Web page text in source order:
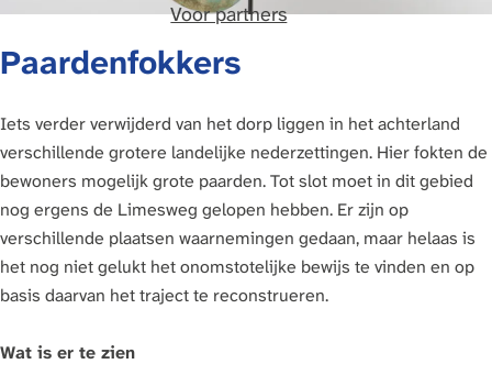
Voor partners
Paardenfokkers
Iets verder verwijderd van het dorp liggen in het achterland
verschillende grotere landelijke nederzettingen. Hier fokten de
bewoners mogelijk grote paarden. Tot slot moet in dit gebied
nog ergens de Limesweg gelopen hebben. Er zijn op
verschillende plaatsen waarnemingen gedaan, maar helaas is
het nog niet gelukt het onomstotelijke bewijs te vinden en op
basis daarvan het traject te reconstrueren.
Wat is er te zien